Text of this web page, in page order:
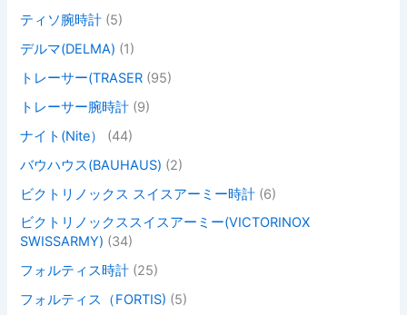
ティソ腕時計 (5)
デルマ(DELMA) (1)
トレーサー(TRASER (95)
トレーサー腕時計 (9)
ナイト(Nite）
(44)
バウハウス(BAUHAUS) (2)
ビクトリノックス スイスアーミー時計 (6)
ビクトリノックススイスアーミー(VICTORINOX
SWISSARMY) (34)
フォルティス時計 (25)
フォルティス（FORTIS) (5)